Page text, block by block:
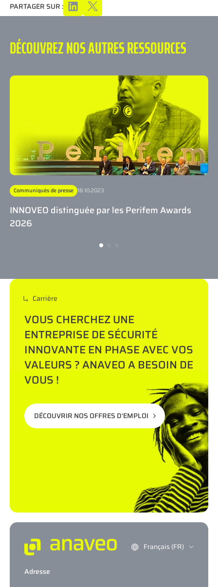
PARTAGER SUR :
DÉCOUVREZ NOS AUTRES RESSOURCES
Communiqués de presse 18.10.2023
INNOVEO distinguée par les Perifem Awards
2026
Carrière
VOUS CHERCHEZ UNE
ENTREPRISE DE SÉCURITÉ
INNOVANTE EN PHASE AVEC VOS
VALEURS ? ANAVEO A BESOIN DE
VOUS !
DÉCOUVRIR NOS OFFRES D'EMPLOI
Français (FR)
Adresse